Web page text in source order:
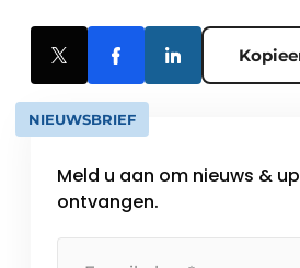
NIEUWSBRIEF
Meld u aan om nieuws &
ontvangen.